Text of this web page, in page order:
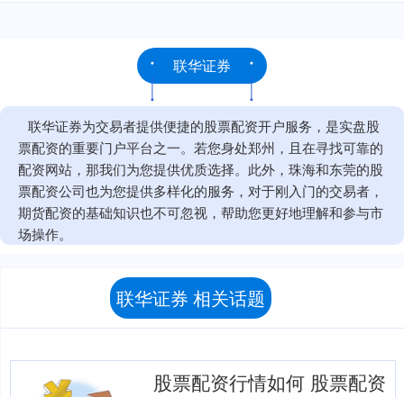
联华证券
联华证券为交易者提供便捷的股票配资开户服务，是实盘股
票配资的重要门户平台之一。若您身处郑州，且在寻找可靠的
配资网站，那我们为您提供优质选择。此外，珠海和东莞的股
票配资公司也为您提供多样化的服务，对于刚入门的交易者，
期货配资的基础知识也不可忽视，帮助您更好地理解和参与市
场操作。
联华证券 相关话题
股票配资行情如何 股票配资